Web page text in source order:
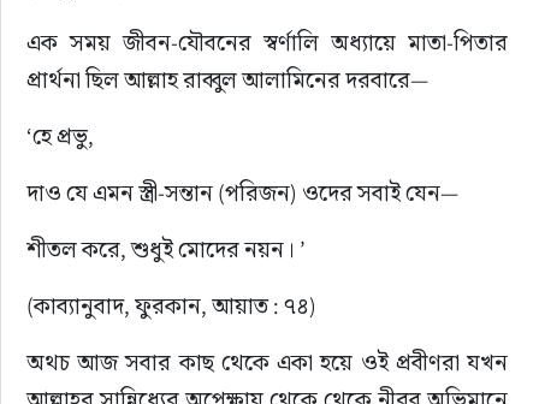
এক সময় জীবন-যৌবনের স্বর্ণালি অধ্যায়ে মাতা-পিতার
প্রার্থনা ছিল আল্লাহ রাব্বুল আলামিনের দরবারে—
‘হে প্রভু,
দাও যে এমন স্ত্রী-সন্তান (পরিজন) ওদের সবাই যেন—
শীতল করে, শুধুই মোদের নয়ন। ’
(কাব্যানুবাদ, ফুরকান, আয়াত : ৭৪)
অথচ আজ সবার কাছ থেকে একা হয়ে ওই প্রবীণরা যখন